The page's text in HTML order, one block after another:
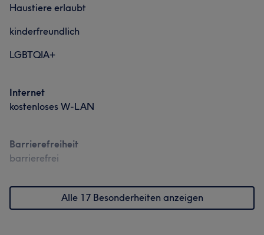
Haustiere erlaubt
kinderfreundlich
LGBTQIA+
Internet
kostenloses W-LAN
Barrierefreiheit
barrierefrei
Alle 17 Besonderheiten anzeigen